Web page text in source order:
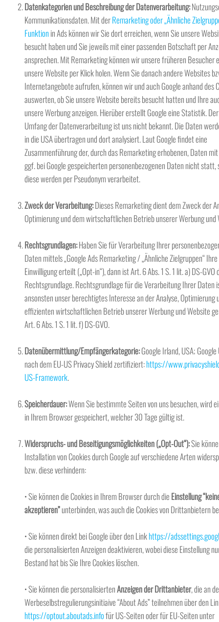
Datenkategorien und Beschreibung der Datenverarbeitung:
Kommunikationsdaten. Mit derRemarketing oder „Ähnliche
Funktion in Ads können wir Sie dort erreichen, wenn Sie unsere
besucht haben und Sie jeweils mit einer passenden Botschaft per
ansprechen. Mit Remarketing können wir unsere früheren Besucher
unsere Website per Klick holen. Wenn Sie danach andere Websites
Internetangebote aufrufen, können wir und auch Google anhand des
auswerten, ob Sie unsere Website bereits besucht hatten und Ihre
unsere Werbung anzeigen. Hierüber erstellt Google eine Statistik.
Umfang der Datenverarbeitung ist uns nicht bekannt. Die Daten
in die USA übertragen und dort analysiert. Laut Google findet eine
Zusammenführung der, durch das Remarketing erhobenen, Daten
ggf. bei Google gespeicherten personenbezogenen Daten nicht statt,
diese werden per Pseudonym verarbeitet.
Zweck der Verarbeitung:Dieses Remarketing dient dem Zweck der
Optimierung und dem wirtschaftlichen Betrieb unserer Werbung und
Rechtsgrundlagen:Haben Sie für Verarbeitung Ihrer
Daten mittels „Google Ads Remarketing / „Ähnliche Zielgruppen“ Ihre
Einwilligung erteilt („Opt-in“), dann ist Art. 6 Abs. 1 S. 1 lit. a) DS-GVO
Rechtsgrundlage. Rechtsgrundlage für die Verarbeitung Ihrer Daten
ansonsten unser berechtigtes Interesse an der Analyse, Optimierung
effizienten wirtschaftlichen Betrieb unserer Werbung und Website
Art. 6 Abs. 1 S. 1 lit. f) DS-GVO.
Datenübermittlung/Empfängerkategorie:Google Irland, USA; Google
nach dem EU-US Privacy Shield zertifiziert:https://
US-Framework.
Speicherdauer:Wenn Sie bestimmte Seiten von uns besuchen, wird
in Ihrem Browser gespeichert, welcher 30 Tage gültig ist.
Widerspruchs- und Beseitigungsmöglichkeiten („Opt-Out“):Sie
Installation von Cookies durch Google auf verschiedene Arten
bzw. diese verhindern:
• Sie können die Cookies in Ihrem Browser durch die Einstellung
akzeptieren”unterbinden, was auch die Cookies von Drittanbietern
• Sie können direkt bei Google über den Linkhttps://
die personalisierten Anzeigen deaktivieren, wobei diese Einstellung
Bestand hat bis Sie Ihre Cookies löschen.
• Sie können die personalisiertenAnzeigen der Drittanbieter, die an
Werbeselbstregulierungsinitiaive “About Ads” teilnehmen über den
https://optout.aboutads.infofür US-Seiten oder für EU-Seiten unter